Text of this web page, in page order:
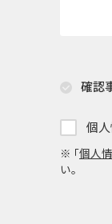
確認
個
※ ｢個人
い。